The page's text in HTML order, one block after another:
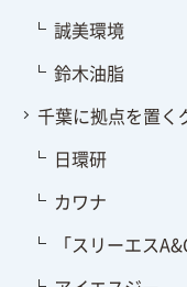
誠美環境
鈴木油脂
千葉に拠点を置く
日環研
カワナ
「スリーエス